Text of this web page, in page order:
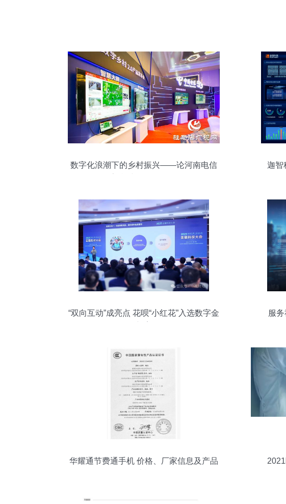
数字化浪潮下的乡村振兴——论河南电信
迦智
“双向互动”成亮点 花呗“小红花”入选数字金
服
华耀通节费通手机 价格、厂家信息及产品